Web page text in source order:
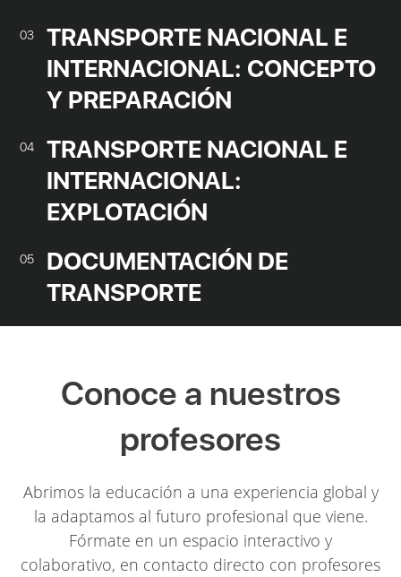
03
TRANSPORTE NACIONAL E
INTERNACIONAL: CONCEPTO
Y PREPARACIÓN
04
TRANSPORTE NACIONAL E
INTERNACIONAL:
EXPLOTACIÓN
05
DOCUMENTACIÓN DE
TRANSPORTE
Conoce a nuestros
profesores
Abrimos la educación a una experiencia global y
la adaptamos al futuro profesional que viene.
Fórmate en un espacio interactivo y
colaborativo, en contacto directo con profesores